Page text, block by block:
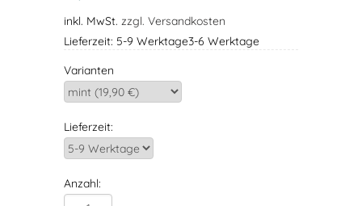
inkl. MwSt. zzgl. Versandkosten
Lieferzeit: 5-9 Werktage3-6 Werktage
Varianten
Lieferzeit:
Anzahl: